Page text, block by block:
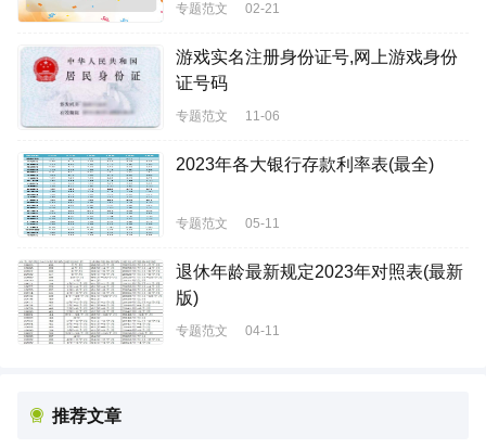
专题范文 02-21
游戏实名注册身份证号,网上游戏身份
证号码
专题范文 11-06
2023年各大银行存款利率表(最全)
专题范文 05-11
退休年龄最新规定2023年对照表(最新
版)
专题范文 04-11
推荐文章